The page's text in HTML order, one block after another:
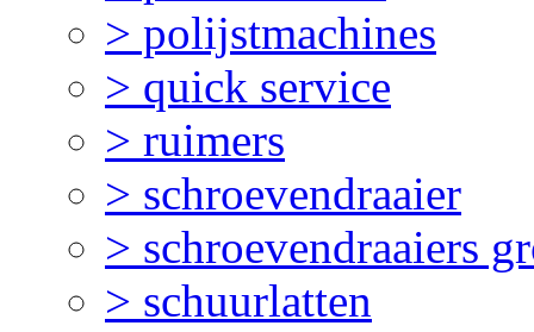
> polijstmachines
> quick service
> ruimers
> schroevendraaier
> schroevendraaiers
> schuurlatten